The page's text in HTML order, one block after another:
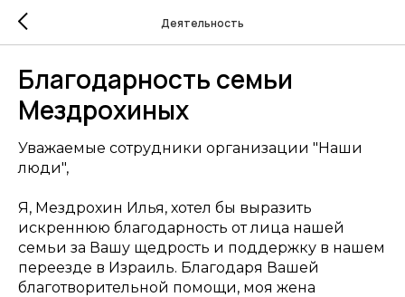
Деятельность
Благодарность семьи
Мездрохиных
Уважаемые сотрудники организации "Наши
люди",
Я, Мездрохин Илья, хотел бы выразить
искреннюю благодарность от лица нашей
семьи за Вашу щедрость и поддержку в нашем
переезде в Израиль. Благодаря Вашей
благотворительной помощи, моя жена